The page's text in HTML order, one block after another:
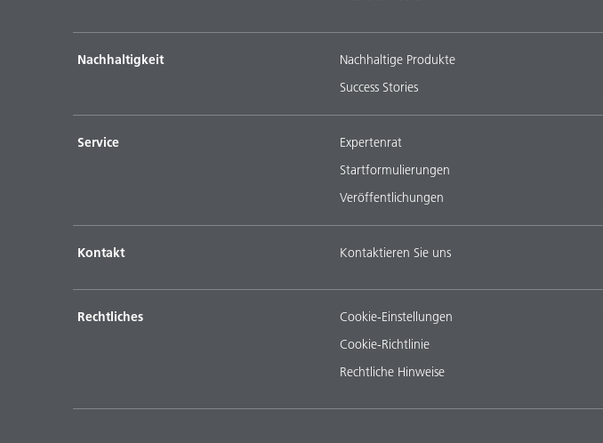
Nachhaltigkeit
Nachhaltige Produkte
Success Stories
Service
Expertenrat
Startformulierungen
Veröffentlichungen
Kontakt Kontaktieren Sie uns
Rechtliches
Cookie-Einstellungen
Cookie-Richtlinie
Rechtliche Hinweise